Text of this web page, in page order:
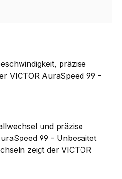
präzise
VICTOR AuraSpeed 99 -
und präzise
99 - Unbesaitet
zeigt der VICTOR